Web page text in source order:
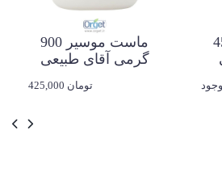
به صورت کاملاً ارگانیک و
در فرآیند تولید این ماست از
مصنوعی و مواد شیمیایی
ماست موسیر 900
گرمی آقای طبیعی
425,000 تومان
450